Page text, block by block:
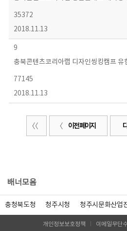
35372
2018.11.13
9
충북콘텐츠코리아랩 디자인씽킹캠프 유
77145
2018.11.13
이전 페이지
배너모음
충청북도청 청주시청 청주시문화산업
개인정보보호정책 이메일무단